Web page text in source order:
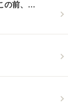
の前、…